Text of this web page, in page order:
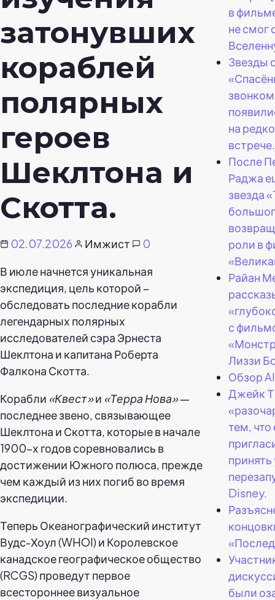
затонувших
кораблей
полярных
героев
Шеклтона и
Скотта.
02.07.2026 Имжист
0
В июле начнется уникальная
экспедиция, цель которой –
обследовать последние корабли
легендарных полярных
исследователей сэра Эрнеста
Шеклтона и капитана Роберта
Фалкона Скотта.
Корабли «Квест»и «Терра Нова»—
последнее звено, связывающее
Шеклтона и Скотта, которые в начале
1900-х годов соревновались в
достижении Южного полюса, прежде
чем каждый из них погиб во время
экспедиции.
Теперь Океанографический институт
Вудс-Хоул (WHOI) и Королевское
канадское географическое общество
(RCGS) проведут первое
всестороннее визуальное
в
не смог
Звезды
на
встрече.
После
Раджа
звезда
роли в
Райан
с
Лиззи
Обзор
Джейк
тем, что
принять
Disney.
были